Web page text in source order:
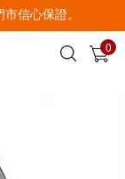
信心保證。
0
查看